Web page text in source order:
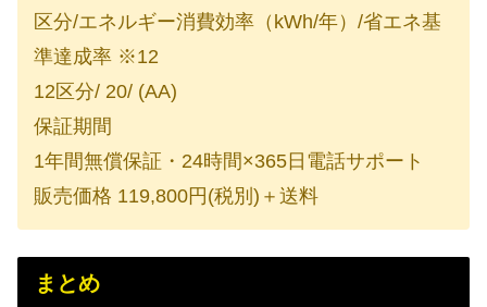
区分/エネルギー消費効率（kWh/年）/省エネ基
準達成率 ※12
12区分/ 20/ (AA)
保証期間
1年間無償保証・24時間×365日電話サポート
販売価格 119,800円(税別)＋送料
まとめ